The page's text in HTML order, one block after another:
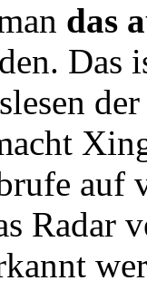
das
Das
auf
Radar